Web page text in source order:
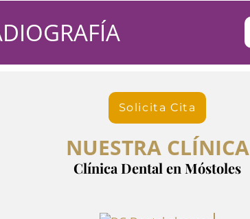
Solicita Cita
NUESTRA CLÍNICA
Clínica Dental en Móstoles